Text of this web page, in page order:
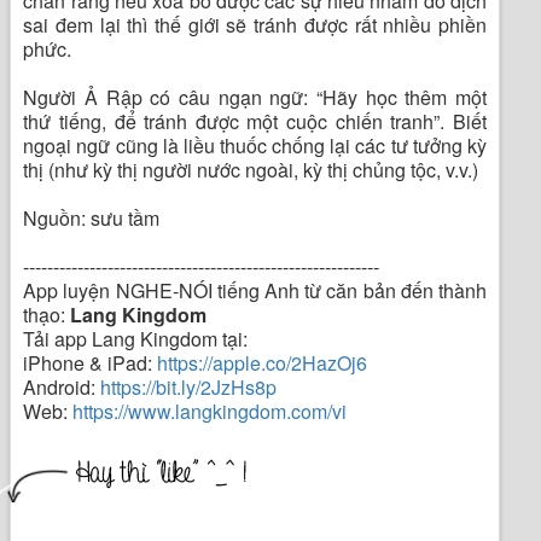
sai đem lại thì thế giới sẽ tránh được rất nhiều phiền
phức.
Người Ả Rập có câu ngạn ngữ: “Hãy học thêm một
thứ tiếng, để tránh được một cuộc chiến tranh”. Biết
ngoại ngữ cũng là liều thuốc chống lại các tư tưởng kỳ
thị (như kỳ thị người nước ngoài, kỳ thị chủng tộc, v.v.)
Nguồn: sưu tầm
-----------------------------------------------------------
App luyện NGHE-NÓI tiếng Anh từ căn bản đến thành
thạo: Lang Kingdom
Tải app Lang Kingdom tại:
iPhone & iPad: https://apple.co/2HazOj6
Android: https://bit.ly/2JzHs8p
Web: https://www.langkingdom.com/vi